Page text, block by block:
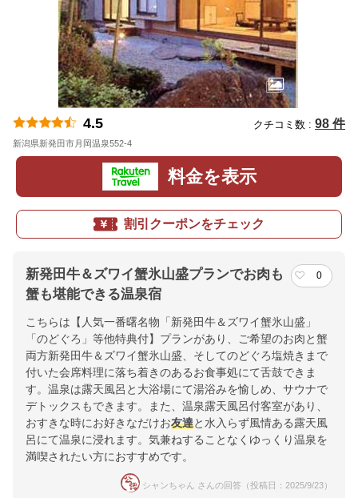
4.5 クチコミ数 : 98 件
新潟県新発田市月岡温泉552-4
料金を表示
割引クーポンをチェック
新発田牛＆ズワイ蟹氷山盛プランでお肉も
蟹も堪能できる温泉宿
0
こちらは【人気一番曙名物「新発田牛＆ズワイ蟹氷山盛」
「のどぐろ」等他特典付】プランがあり、ご希望のお肉と蟹
両方新発田牛＆ズワイ蟹氷山盛、そしてのどぐろ塩焼きまで
付いた会席料理に落ち着きのあるお食事処にて舌鼓できま
す。温泉は露天風呂と大浴場にて湯浴みを愉しめ、サウナで
デトックスもできます。また、温泉露天風呂付客室があり、
おすきな時にお好きなだけお友達と水入らず風情ある露天風
呂にて温泉に浸れます。気兼ねすることなくゆっくり温泉を
満喫されたい方におすすめです。
シャンちゃん さんの回答（投稿日：2025/9/23）